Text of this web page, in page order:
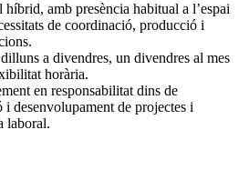
amb presència habitual a l’espai
de coordinació, producció i
a divendres, un divendres al mes
horària.
en responsabilitat dins de
i desenvolupament de projectes i
laboral.